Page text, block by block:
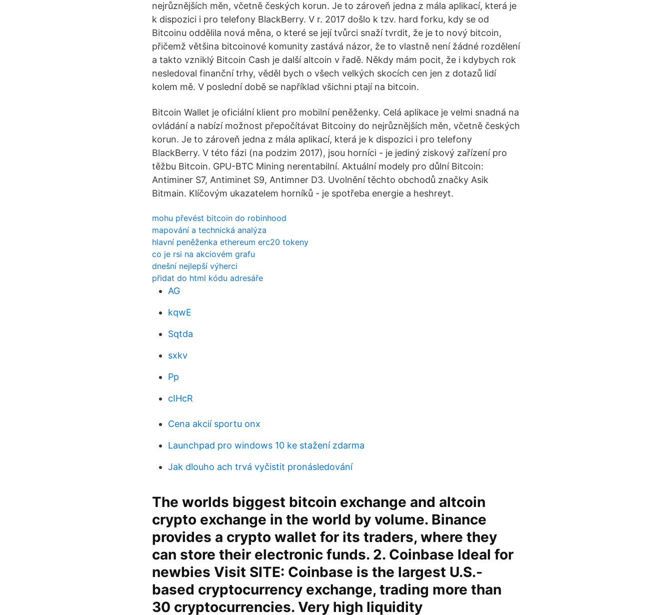
nejrůznějších měn, včetně českých korun. Je to zároveň jedna z mála aplikací, která je
k dispozici i pro telefony BlackBerry. V r. 2017 došlo k tzv. hard forku, kdy se od
Bitcoinu oddělila nová měna, o které se její tvůrci snaží tvrdit, že je to nový bitcoin,
přičemž většina bitcoinové komunity zastává názor, že to vlastně není žádné rozdělení
a takto vzniklý Bitcoin Cash je další altcoin v řadě. Někdy mám pocit, že i kdybych rok
nesledoval finanční trhy, věděl bych o všech velkých skocích cen jen z dotazů lidí
kolem mě. V poslední době se například všichni ptají na bitcoin.
Bitcoin Wallet je oficiální klient pro mobilní peněženky. Celá aplikace je velmi snadná na
ovládání a nabízí možnost přepočítávat Bitcoiny do nejrůznějších měn, včetně českých
korun. Je to zároveň jedna z mála aplikací, která je k dispozici i pro telefony
BlackBerry. V této fázi (na podzim 2017), jsou horníci - je jediný ziskový zařízení pro
těžbu Bitcoin. GPU-BTC Mining nerentabilní. Aktuální modely pro důlní Bitcoin:
Antiminer S7, Antiminet S9, Antimner D3. Uvolnění těchto obchodů značky Asik
Bitmain. Klíčovým ukazatelem horníků - je spotřeba energie a heshreyt.
mohu převést bitcoin do robinhood
mapování a technická analýza
hlavní peněženka ethereum erc20 tokeny
co je rsi na akciovém grafu
dnešní nejlepší výherci
přidat do html kódu adresáře
AG
kqwE
Sqtda
sxkv
Pp
cIHcR
Cena akcií sportu onx
Launchpad pro windows 10 ke stažení zdarma
Jak dlouho ach trvá vyčistit pronásledování
The worlds biggest bitcoin exchange and altcoin
crypto exchange in the world by volume. Binance
provides a crypto wallet for its traders, where they
can store their electronic funds. 2. Coinbase Ideal for
newbies Visit SITE: Coinbase is the largest U.S.-
based cryptocurrency exchange, trading more than
30 cryptocurrencies. Very high liquidity